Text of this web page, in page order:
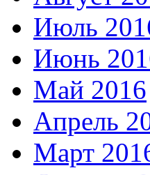
Июль
Июнь
Май 2016
Апрель
Март